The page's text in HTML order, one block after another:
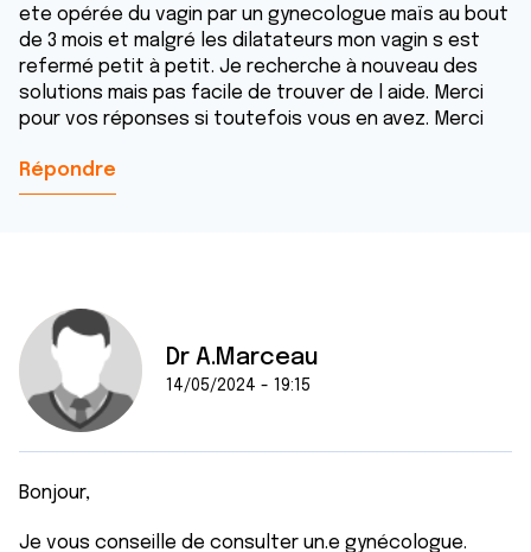
ete opérée du vagin par un gynecologue maïs au bout
de 3 mois et malgré les dilatateurs mon vagin s est
refermé petit à petit. Je recherche à nouveau des
solutions mais pas facile de trouver de l aide. Merci
pour vos réponses si toutefois vous en avez. Merci
Répondre
Dr A.Marceau
14/05/2024 - 19:15
Bonjour,
Je vous conseille de consulter un.e gynécologue.